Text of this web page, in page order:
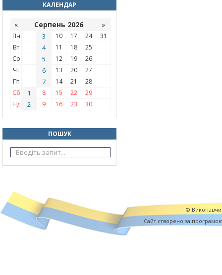
КАЛЕНДАР
« Серпень 2026 »
Пн 3 10 17 24
31
Вт
4 11 18
25
Ср
5 12 19
26
Чт
6 13 20
27
Пт
7 14 21
28
Сб
1 8 15 22
29
Нд
2 9 16 23 30
ПОШУК
©
Cайт створено за